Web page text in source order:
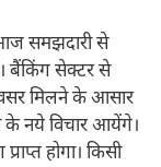
समझदारी से
बैंकिंग सेक्टर से
मिलने के आसार
नये विचार आयेंगे।
होगा। किसी